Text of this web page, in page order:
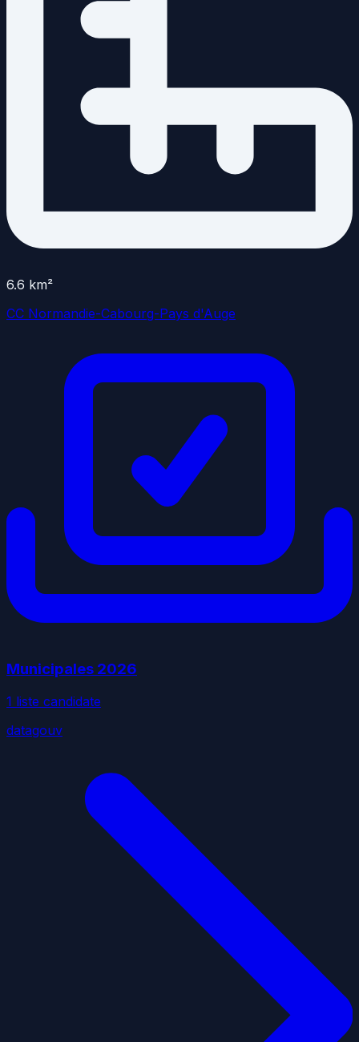
6.6 km²
CC Normandie-Cabourg-Pays d'Auge
Municipales 2026
1 liste candidate
datagouv